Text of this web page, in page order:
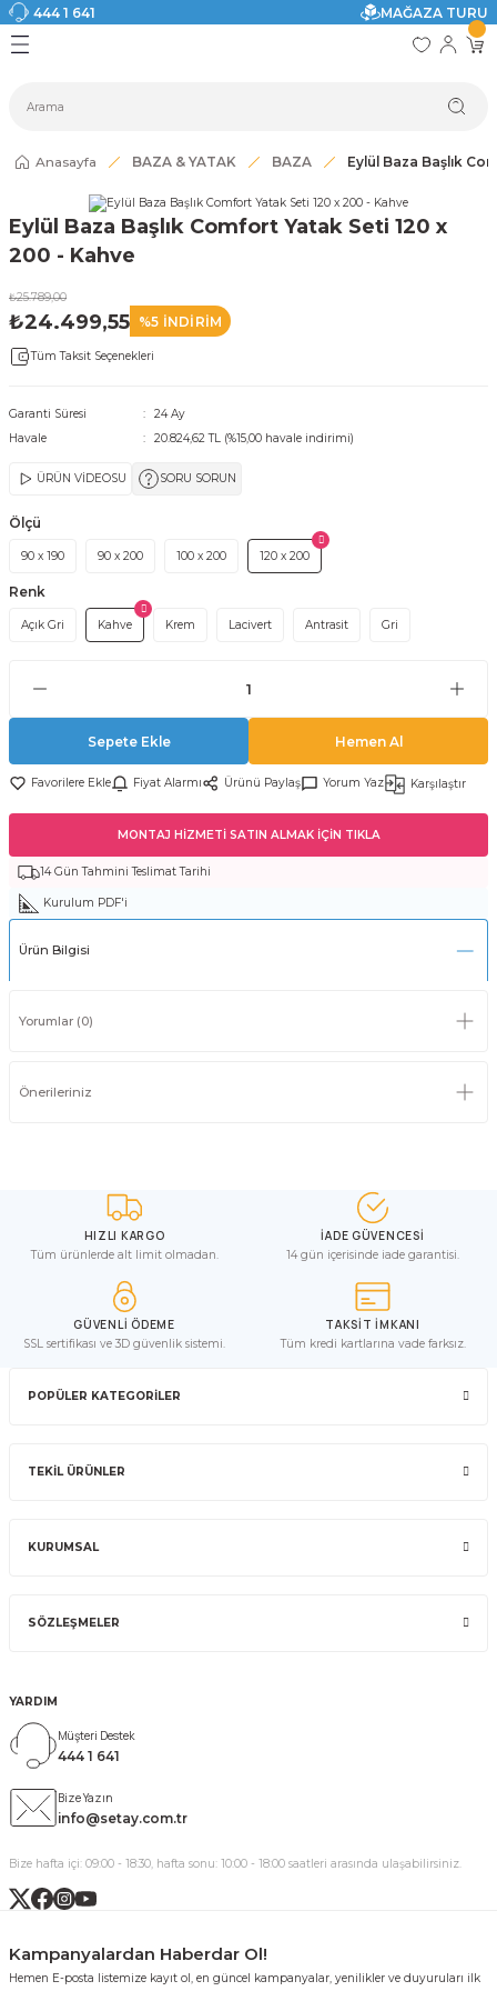
444 1 641
MAĞAZA TURU
Geri Dön
Modelleri
Geri Dön
Geri Dön
Geri Dön
Geri Dön
Geri Dön
Anasayfa BAZA & YATAK BAZA Eylül Baza Başlık
Eylül Baza Başlık Comfort Yatak Seti 120 x
200 - Kahve
₺25.789,00
₺24.499,55 %5 İNDİRİM
Tüm Taksit Seçenekleri
Garanti Süresi
24 Ay
Havale
20.824,62 TL (%15,00 havale indirimi)
ÜRÜN VİDEOSU SORU SORUN
Ölçü
90 x 190 90 x 200 100 x 200 120 x 200
Renk
Açık Gri Kahve Krem Lacivert Antrasit Gri
Sepete Ekle Hemen Al
Fiyat Alarmı Ürünü Paylaş Yorum Yaz Karşılaştır
MONTAJ HİZMETİ SATIN ALMAK İÇİN TIKLA
14 Gün Tahmini Teslimat Tarihi
Kurulum PDF'i
Ürün Bilgisi
Yorumlar (0)
Önerileriniz
HIZLI KARGO
Tüm ürünlerde alt limit olmadan.
İADE GÜVENCESİ
14 gün içerisinde iade garantisi.
GÜVENLİ ÖDEME
SSL sertifikası ve 3D güvenlik sistemi.
TAKSİT İMKANI
Tüm kredi kartlarına vade farksız.
POPÜLER KATEGORİLER
TEKİL ÜRÜNLER
KURUMSAL
SÖZLEŞMELER
YARDIM
Müşteri Destek
444 1 641
Bize Yazın
info@setay.com.tr
Bize hafta içi: 09:00 - 18:30, hafta sonu: 10:00 - 18:00 saatleri arasında ulaşabilirsiniz.
Kampanyalardan Haberdar Ol!
Hemen E-posta listemize kayıt ol, en güncel kampanyalar, yenilikler ve duyuruları ilk